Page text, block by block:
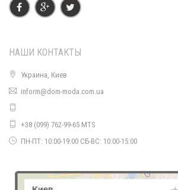
Модное платье гольф ангора
НАШИ КОНТАКТЫ
Украина, Киев
inform@dom-moda.com.ua
+38 (099) 762-99-65 MTS
ПН-ПТ: 10:00-19:00 СБ-ВС: 10:00-15:00